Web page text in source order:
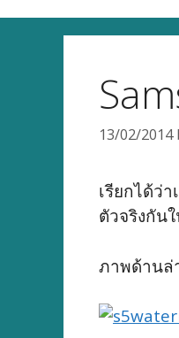
13/02/2014
เรียกได้ว่
ตัวจริงกัน
ภาพด้านล่